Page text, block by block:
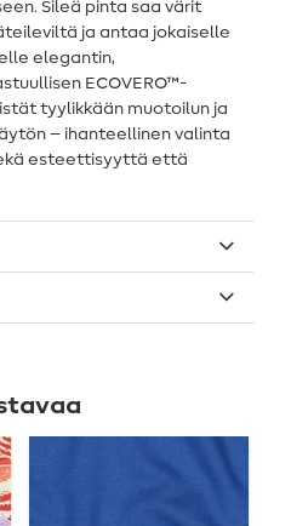
Sileä pinta saa värit
ja antaa jokaiselle
elegantin,
ECOVERO™-
tyylikkään muotoilun ja
– ihanteellinen valinta
esteettisyyttä että